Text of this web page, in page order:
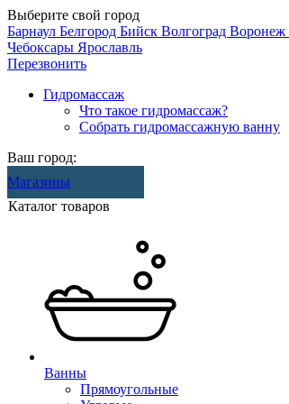
Выберите свой город
Барнаул Белгород Бийск Волгоград Воронеж
Чебоксары Ярославль
Перезвонить
Гидромассаж
Что такое гидромассаж?
Собрать гидромассажную ванну
Ваш город:
Магазины
Каталог товаров
Ванны
Прямоугольные